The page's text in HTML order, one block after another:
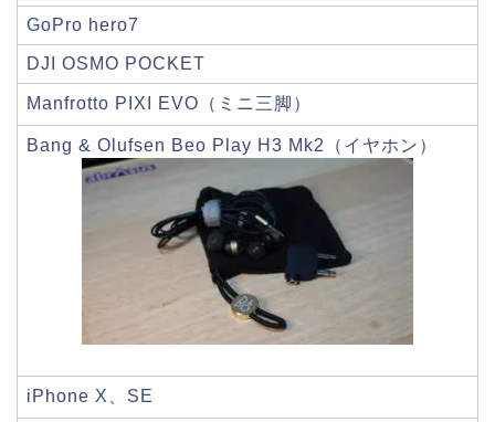
GoPro hero7
DJI OSMO POCKET
Manfrotto PIXI EVO（ミニ三脚）
Bang & Olufsen Beo Play H3 Mk2（イヤホン）
iPhone X、SE